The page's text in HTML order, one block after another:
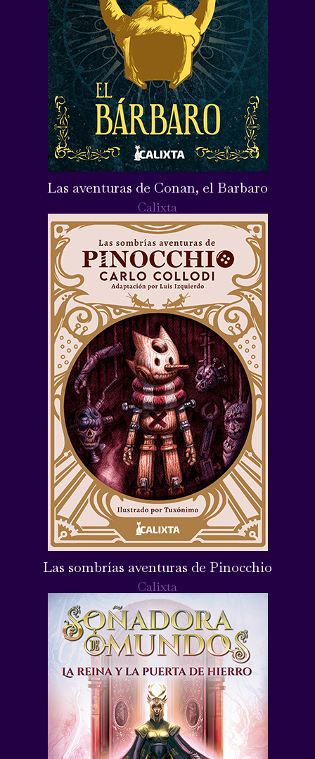
Las aventuras de Conan, el Barbaro
Calixta
Las sombrías aventuras de Pinocchio
Calixta